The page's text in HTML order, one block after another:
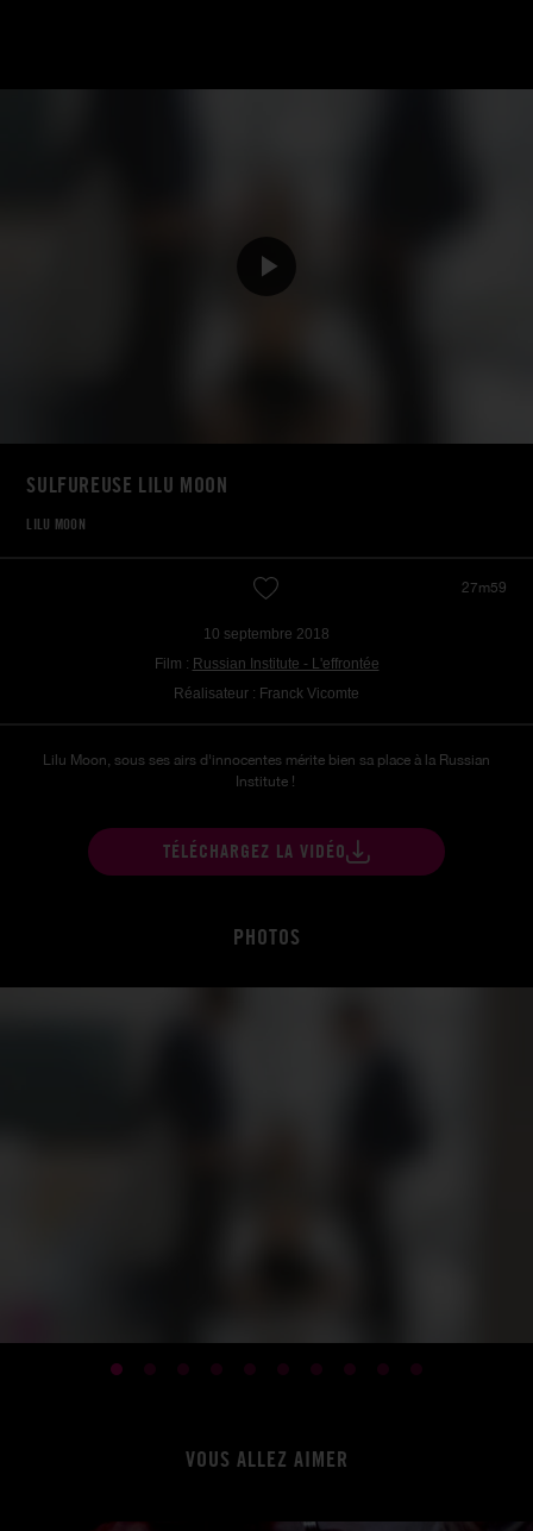
SULFUREUSE LILU MOON
LILU MOON
27m59
10 septembre 2018
Film : Russian Institute - L'effrontée
Réalisateur : Franck Vicomte
Lilu Moon, sous ses airs d'innocentes mérite bien sa place à la Russian
Institute !
TÉLÉCHARGEZ LA VIDÉO
PHOTOS
VOUS ALLEZ AIMER